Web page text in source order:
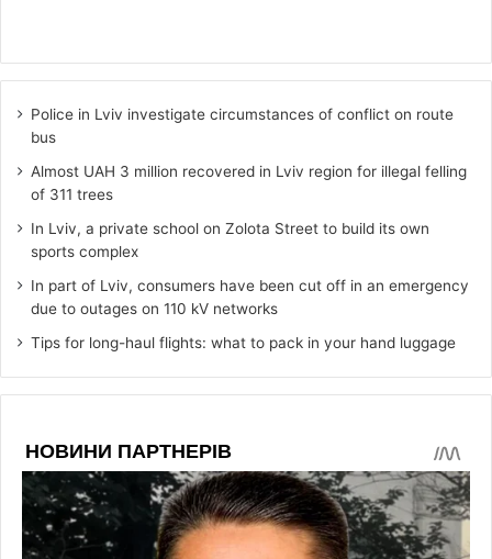
Police in Lviv investigate circumstances of conflict on route
bus
Almost UAH 3 million recovered in Lviv region for illegal felling
of 311 trees
In Lviv, a private school on Zolota Street to build its own
sports complex
In part of Lviv, consumers have been cut off in an emergency
due to outages on 110 kV networks
Tips for long-haul flights: what to pack in your hand luggage